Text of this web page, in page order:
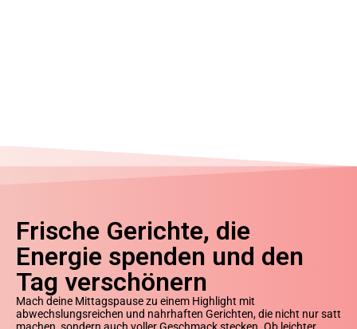
Frische Gerichte, die
Energie spenden und den
Tag verschönern​
Mach deine Mittagspause zu einem Highlight mit
abwechslungsreichen und nahrhaften Gerichten, die nicht nur satt